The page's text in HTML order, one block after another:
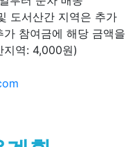
도서산간 지역은 추가
참여금에 해당 금액을
지역: 4,000원)